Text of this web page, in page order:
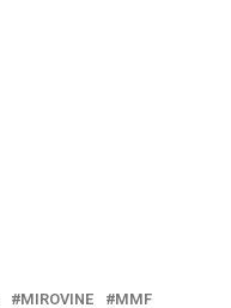
MIROVINE MMF